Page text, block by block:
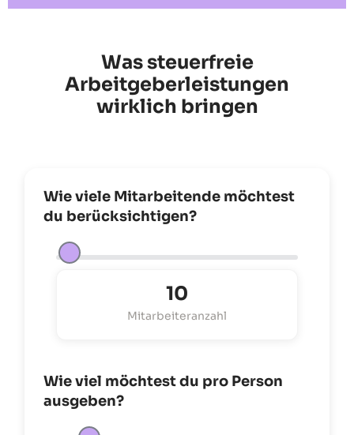
Was steuerfreie
Arbeitgeberleistungen
wirklich bringen
Wie viele Mitarbeitende möchtest
du berücksichtigen?
10
Mitarbeiteranzahl
Wie viel möchtest du pro Person
ausgeben?